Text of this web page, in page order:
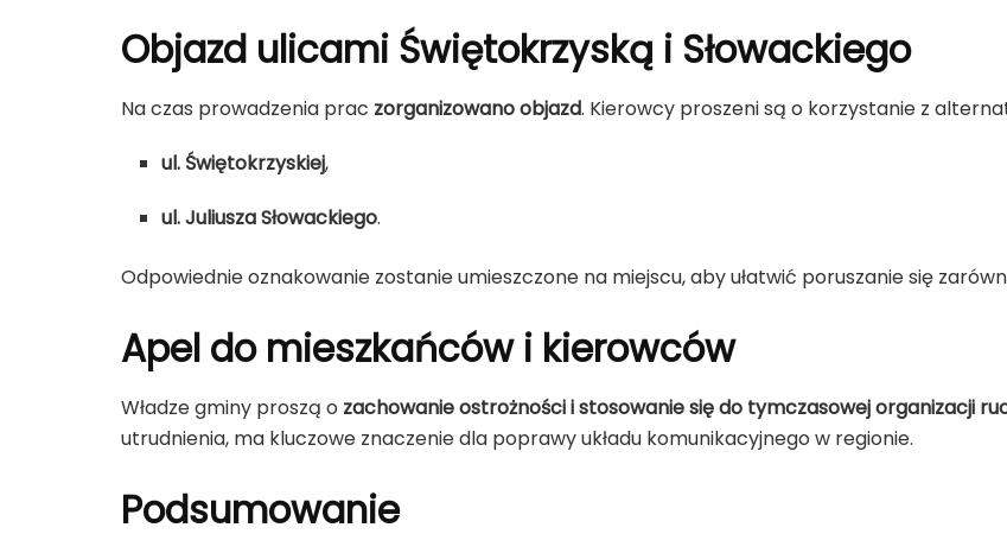
Objazd ulicami Świętokrzyską i Słowackiego
Na czas prowadzenia prac zorganizowano objazd. Kierowcy proszeni są o korzystanie z
ul. Świętokrzyskiej,
ul. Juliusza Słowackiego.
Odpowiednie oznakowanie zostanie umieszczone na miejscu, aby ułatwić poruszanie się
Apel do mieszkańców i kierowców
Władze gminy proszą o zachowanie ostrożności i stosowanie się do tymczasowej organizacji
utrudnienia, ma kluczowe znaczenie dla poprawy układu komunikacyjnego w regionie.
Podsumowanie